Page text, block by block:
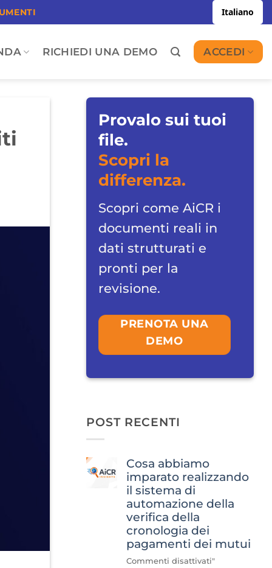
Italiano
RICHIEDI UNA DEMO ACCEDI
Provalo sui tuoi
file.
Scopri la
differenza.
Scopri come AiCR i
documenti reali in
dati strutturati e
pronti per la
revisione.
PRENOTA UNA
DEMO
POST RECENTI
Cosa abbiamo
imparato realizzando
il sistema di
automazione della
verifica della
cronologia dei
pagamenti dei mutui
Commenti disattivatisu
"